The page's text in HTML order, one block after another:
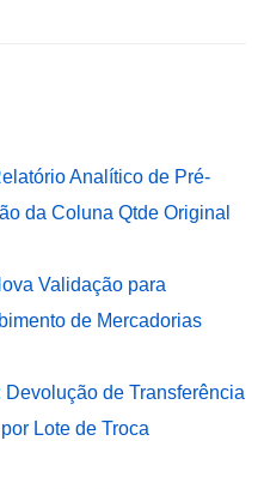
Analítico de Pré-
da Coluna Qtde Original
Validação para
de Mercadorias
de Transferência
Lote de Troca